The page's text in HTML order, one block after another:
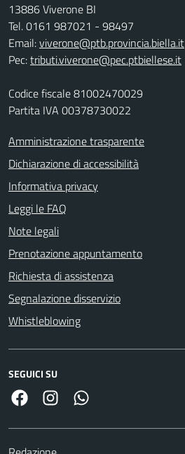
13886 Viverone BI
Tel. 0161 987021 - 98497
Email:viverone@ptb.provincia.biella.it
Pec:tributi.viverone@pec.ptbiellese.it
Codice fiscale 81002470029
Partita IVA 00378730022
Amministrazione trasparente
Dichiarazione di accessibilità
Informativa privacy
Leggi le FAQ
Note legali
Prenotazione appuntamento
Richiesta di assistenza
Segnalazione disservizio
Whistleblowing
SEGUICI SU
Facebook Link Instagram